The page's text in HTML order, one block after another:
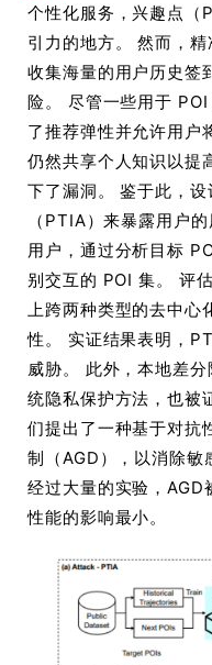
个性化服务，兴趣点（
引力的地方。 然而，
收集海量的用户历史签
险。 尽管一些用于
了推荐弹性并允许用户
仍然共享个人知识以提
下了漏洞。 鉴于此，
（PTIA）来暴露用户
用户，通过分析目标
别交互的 POI 集。 评
上跨两种类型的去中心
性。 实证结果表明，
威胁。 此外，本地差
统隐私保护方法，也被
们提出了一种基于对抗
制（AGD），以消除敏
经过大量的实验，AGD
性能的影响最小。